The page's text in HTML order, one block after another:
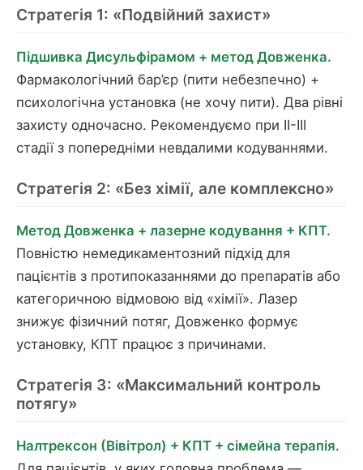
Стратегія 1: «Подвійний захист»
Підшивка Дисульфірамом + метод Довженка.
Фармакологічний бар’єр (пити небезпечно) +
психологічна установка (не хочу пити). Два рівні
захисту одночасно. Рекомендуємо при II-III
стадії з попередніми невдалими кодуваннями.
Стратегія 2: «Без хімії, але комплексно»
Метод Довженка + лазерне кодування + КПТ.
Повністю немедикаментозний підхід для
пацієнтів з протипоказаннями до препаратів або
категоричною відмовою від «хімії». Лазер
знижує фізичний потяг, Довженко формує
установку, КПТ працює з причинами.
Стратегія 3: «Максимальний контроль
потягу»
Налтрексон (Вівітрол) + КПТ + сімейна терапія.